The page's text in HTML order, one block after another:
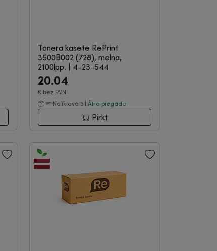
Tonera kasete RePrint
3500B002 (728), melna,
2100lpp.
4-23-544
20.04
€ bez PVN
Noliktavā 5 | Ātrā piegāde
Pirkt